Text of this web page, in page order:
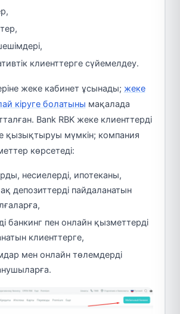
клиенттерге сүйемелдеу.
жеке кабинет ұсынады; жеке
кіруге болатыны мақалада
Bank RBK жеке клиенттерді
қызықтыруы мүмкін; компания
көрсетеді:
несиелерді, ипотеканы,
депозиттерді пайдаланатын
банкинг пен онлайн қызметтерді
клиенттерге,
мен онлайн төлемдерді